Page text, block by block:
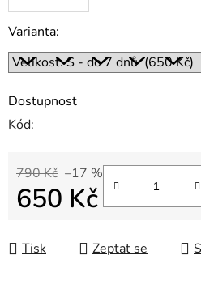
Varianta:
Dostupnost
Kód:
790 Kč –17 %
650 Kč
Tisk Zeptat se